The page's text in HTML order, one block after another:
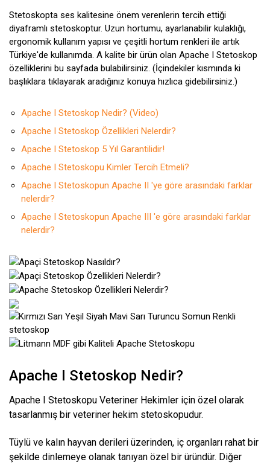
Stetoskopta ses kalitesine önem verenlerin tercih ettiği
diyaframlı stetoskoptur. Uzun hortumu, ayarlanabilir kulaklığı,
ergonomik kullanım yapısı ve çeşitli hortum renkleri ile artık
Türkiye'de kullanımda. A kalite bir ürün olan Apache I Stetoskop
özelliklerini bu sayfada bulabilirsiniz. (İçindekiler kısmında ki
başlıklara tıklayarak aradığınız konuya hızlıca gidebilirsiniz.)
Apache I Stetoskop Nedir? (Video)
Apache I Stetoskop Özellikleri Nelerdir?
Apache I Stetoskop 5 Yıl Garantilidir!
Apache I Stetoskopu Kimler Tercih Etmeli?
Apache I Stetoskopun Apache II 'ye göre arasındaki farklar
nelerdir?
Apache I Stetoskopun Apache III 'e göre arasındaki farklar
nelerdir?
Apache I Stetoskop Nedir?
Apache I Stetoskopu Veteriner Hekimler için özel olarak
tasarlanmış bir veteriner hekim stetoskopudur.
Tüylü ve kalın hayvan derileri üzerinden, iç organları rahat bir
şekilde dinlemeye olanak tanıyan özel bir üründür. Diğer